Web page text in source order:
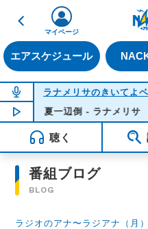
戻る
エアスケジュール
マイページ
NOW ON AIR
ラナメリサのきいてよ
NOW PLAYING00:03
夏一辺倒 - ラナメリサ
聴く
番組ブログ
BLOG
ラジオのアナ〜ラジアナ（月）